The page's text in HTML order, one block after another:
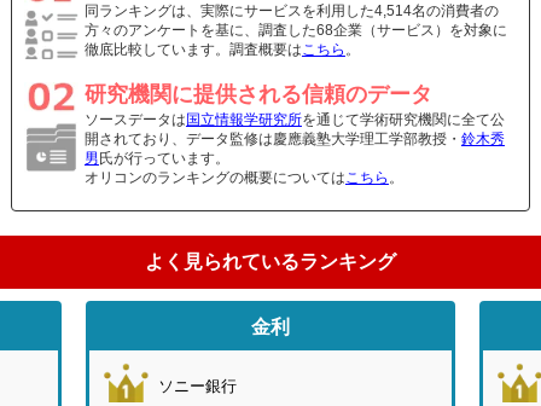
同ランキングは、実際にサービスを利用した4,514名の消費者の
方々のアンケートを基に、調査した68企業（サービス）を対象に
徹底比較しています。調査概要はこちら 。
研究機関に提供される信頼のデータ
ソースデータは 国立情報学研究所を通じて学術研究機関に全て公
開されており、データ監修は慶應義塾大学理工学部教授・ 鈴木秀
男 氏が行っています。
オリコンのランキングの概要についてはこちら 。
よく見られているランキング
金利
ソニー銀行